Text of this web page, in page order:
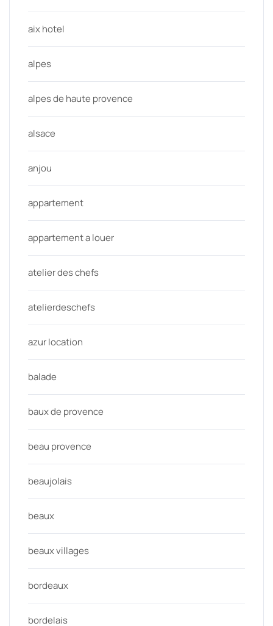
aix hotel
alpes
alpes de haute provence
alsace
anjou
appartement
appartement a louer
atelier des chefs
atelierdeschefs
azur location
balade
baux de provence
beau provence
beaujolais
beaux
beaux villages
bordeaux
bordelais